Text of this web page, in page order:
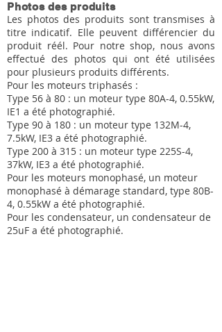
Photos des produits
Les photos des produits sont transmises à
titre indicatif. Elle peuvent différencier du
produit réél. Pour notre shop, nous avons
effectué des photos qui ont été utilisées
pour plusieurs produits différents.
Pour les moteurs triphasés :
Type 56 à 80 : un moteur type 80A-4, 0.55kW,
IE1 a été photographié.
Type 90 à 180 : un moteur type 132M-4,
7.5kW, IE3 a été photographié.
Type 200 à 315 : un moteur type 225S-4,
37kW, IE3 a été photographié.
Pour les moteurs monophasé, un moteur
monophasé à démarage standard, type 80B-
4, 0.55kW a été photographié.
Pour les condensateur, un condensateur de
25uF a été photographié.